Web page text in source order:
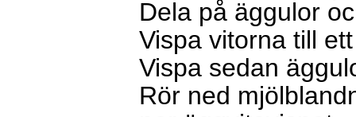
Dela på äggulor
Vispa vitorna till
Vispa sedan
Rör ned